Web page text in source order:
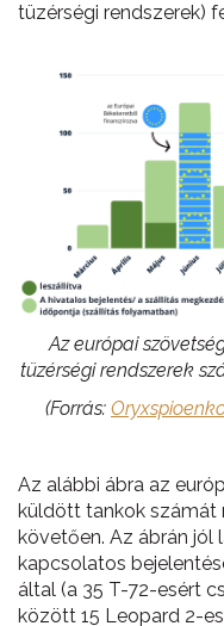
tüzérségi rendszerek)
Az európai
tüzérségi rendszerek
(Forrás:
Az alábbi ábra az
küldött tankok számát
követően. Az ábrán jól
kapcsolatos
által (a 35 T-72-esért
között 15 Leopard 2-